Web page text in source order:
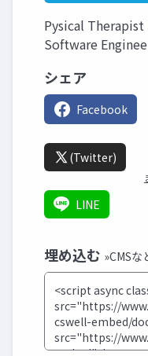
Pysical Therapist
Software
シェア
Facebook
(Twitter)
LINE
埋め込む »CMS